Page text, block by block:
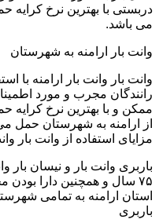
دربستی با بهترین نرخ
می باشد.
وانت بار ارامنه به شهرستان
وانت بار وانت بار ارامنه با
رانندگان مجرب و مورد
ممکن و با بهترین نرخ کرایه
از ارامنه به شهرستان حمل
مزایای استفاده از وانت بار
باربری وانت بار و نیسان بار
۷۵ سال و همچنین دارا بودن
استان ارامنه به تمامی
باربری